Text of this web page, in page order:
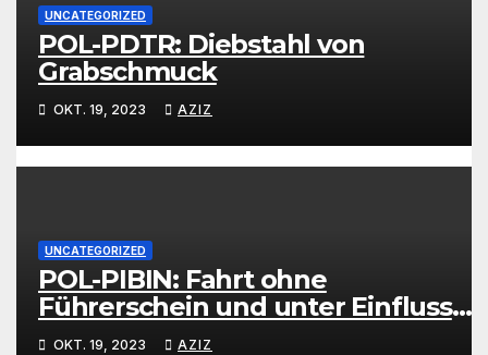
UNCATEGORIZED
POL-PDTR: Diebstahl von
Grabschmuck
OKT. 19, 2023 AZIZ
UNCATEGORIZED
POL-PIBIN: Fahrt ohne
Führerschein und unter Einfluss
von Drogen
OKT. 19, 2023 AZIZ